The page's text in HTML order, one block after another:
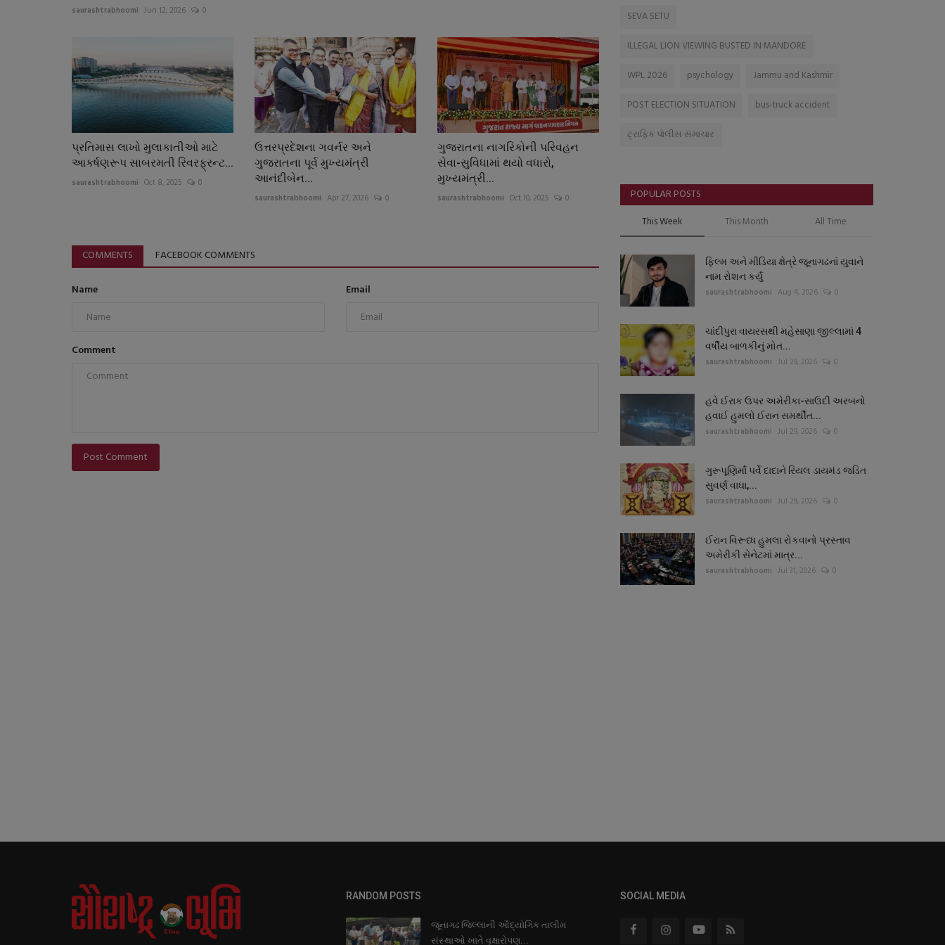
saurashtrabhoomi Jun 12, 2026 0
પ્રતિમાસ લાખો મુલાકાતીઓ માટે
આકર્ષણરૂપ સાબરમતી રિવરફ્રન્ટ...
saurashtrabhoomi Oct 8, 2025 0
ઉત્તરપ્રદેશના ગવર્નર અને
ગુજરાતના પૂર્વ મુખ્યમંત્રી
આનંદીબેન...
saurashtrabhoomi Apr 27, 2026 0
ગુજરાતના નાગરિકોની પરિવહન
સેવા-સુવિધામાં થયો વધારો,
મુખ્યમંત્રી...
saurashtrabhoomi Oct 10, 2025 0
COMMENTS FACEBOOK COMMENTS
Name Email
Comment
Post Comment
SEVA SETU
ILLEGAL LION VIEWING BUSTED IN MANDORE
WPL 2026
psychology
Jammu and Kashmir
POST ELECTION SITUATION
bus-truck accident
ટ્રાફિક પોલીસ સમાચાર
POPULAR POSTS
This Week This Month All Time
ફિલ્મ અને મીડિયા ક્ષેત્રે જૂનાગઢનાં યુવાને
નામ રોશન કર્યું
saurashtrabhoomi Aug 4, 2026 0
ચાંદીપુરા વાયરસથી મહેસાણા જીલ્લામાં 4
વર્ષીય બાળકીનું મોત...
saurashtrabhoomi Jul 29, 2026 0
હવે ઈરાક ઉપર અમેરીકા-સાઉદી અરબનો
હવાઈ હુમલો ઈરાન સમર્થીત...
saurashtrabhoomi Jul 29, 2026 0
ગુરૂપૂણિર્માં પર્વે દાદાને રિયલ ડાયમંડ જડિત
સુવર્ણ વાઘા,...
saurashtrabhoomi Jul 29, 2026 0
ઈરાન વિરૂધ્ધ હુમલા રોકવાનો પ્રસ્તાવ
અમેરીકી સેનેટમાં માત્ર...
saurashtrabhoomi Jul 31, 2026 0
RANDOM POSTS
જૂનાગઢ જિલ્લાની ઔદ્યોગિક તાલીમ
સંસ્થાઓ ખાતે વૃક્ષારોપણ...
SOCIAL MEDIA